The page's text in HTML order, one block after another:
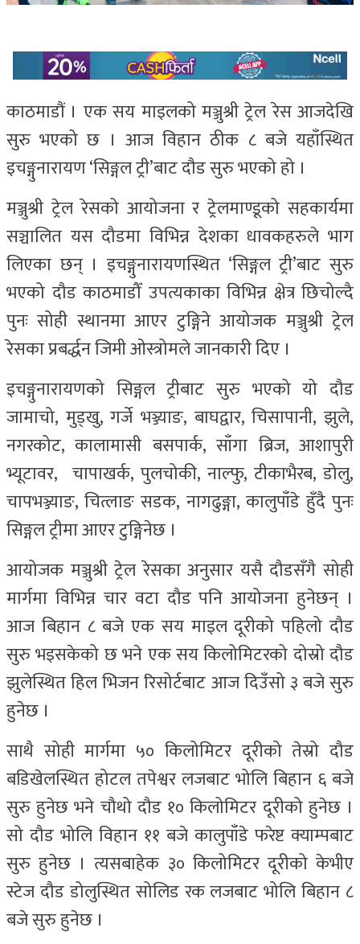
काठमाडौं । एक सय माइलको मञ्जुश्री ट्रेल रेस आजदेखि
सुरु भएको छ । आज विहान ठीक ८ बजे यहाँस्थित
इचङ्गुनारायण ‘सिङ्गल ट्री’बाट दौड सुरु भएको हो ।
मञ्जुश्री ट्रेल रेसको आयोजना र ट्रेलमाण्डूको सहकार्यमा
सञ्चालित यस दौडमा विभिन्न देशका धावकहरुले भाग
लिएका छन् । इचङ्गुनारायणस्थित ‘सिङ्गल ट्री’बाट सुरु
भएको दौड काठमाडौँ उपत्यकाका विभिन्न क्षेत्र छिचोल्दै
पुनः सोही स्थानमा आएर टुङ्गिने आयोजक मञ्जुश्री ट्रेल
रेसका प्रबर्द्धन जिमी ओस्त्रोमले जानकारी दिए ।
इचङ्गुनारायणको सिङ्गल ट्रीबाट सुरु भएको यो दौड
जामाचो, मुड्खु, गर्जे भञ्ज्याङ, बाघद्वार, चिसापानी, झुले,
नगरकोट, कालामासी बसपार्क, साँगा ब्रिज, आशापुरी
भ्यूटावर, चापाखर्क, पुलचोकी, नाल्फु, टीकाभैरब, डोलु,
चापभञ्ज्याङ, चित्लाङ सडक, नागढुङ्गा, कालुपाँडे हुँदै पुनः
सिङ्गल ट्रीमा आएर टुङ्गिनेछ ।
आयोजक मञ्जुश्री ट्रेल रेसका अनुसार यसै दौडसँगै सोही
मार्गमा विभिन्न चार वटा दौड पनि आयोजना हुनेछन् ।
आज बिहान ८ बजे एक सय माइल दूरीको पहिलो दौड
सुरु भइसकेको छ भने एक सय किलोमिटरको दोस्रो दौड
झुलेस्थित हिल भिजन रिसोर्टबाट आज दिउँसो ३ बजे सुरु
हुनेछ ।
साथै सोही मार्गमा ५० किलोमिटर दूरीको तेस्रो दौड
बडिखेलस्थित होटल तपेश्वर लजबाट भोलि बिहान ६ बजे
सुरु हुनेछ भने चौथो दौड १० किलोमिटर दूरीको हुनेछ ।
सो दौड भोलि विहान ११ बजे कालुपाँडे फरेष्ट क्याम्पबाट
सुरु हुनेछ । त्यसबाहेक ३० किलोमिटर दूरीको केभीए
स्टेज दौड डोलुस्थित सोलिड रक लजबाट भोलि बिहान ८
बजे सुरु हुनेछ ।